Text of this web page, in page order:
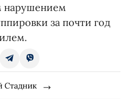
нарушением
за почти год
Стадник